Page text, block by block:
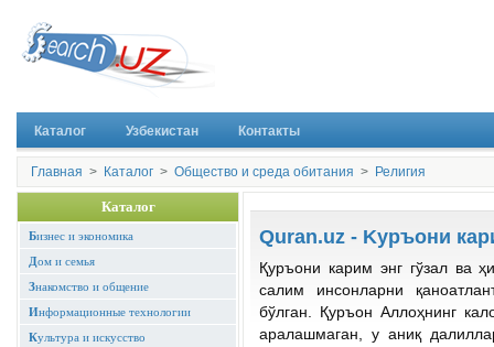
Каталог Узбекистан Контакты
Главная > Каталог > Общество и среда обитания > Религия
Каталог
Бизнес и экономика
Дом и семья
Знакомство и общение
Информационные технологии
Культура и искусство
Quran.uz - Kуръони
Қуръони карим энг гўзал ва
салим инсонларни
бўлган. Қуръон Аллоҳнинг
аралашмаган, у аниқ